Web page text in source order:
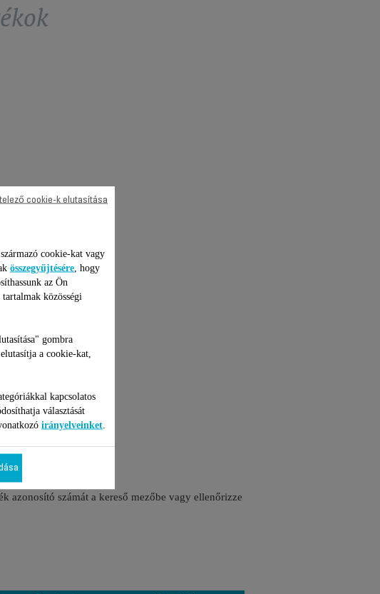
azonosító számát a kereső mezőbe vagy ellenőrizze
cookie-kat vagy
összegyűjtésére , hogy
az Ön
tartalmak közösségi
gombra
a cookie-kat,
kapcsolatos
választását
irányelveinket
cookie-k elutasítása